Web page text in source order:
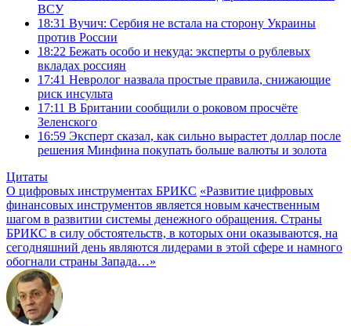
ВСУ
18:31 Вучич: Сербия не встала на сторону Украины
против России
18:22 Бежать особо и некуда: эксперты о рублевых
вкладах россиян
17:41 Невролог назвала простые правила, снижающие
риск инсульта
17:11 В Британии сообщили о роковом просчёте
Зеленского
16:59 Эксперт сказал, как сильно вырастет доллар после
решения Минфина покупать больше валюты и золота
Цитаты
О цифровых инструментах БРИКС «Развитие цифровых
финансовых инструментов является новым качественным
шагом в развитии системы денежного обращения. Страны
БРИКС в силу обстоятельств, в которых они оказываются, на
сегодняшний день являются лидерами в этой сфере и намного
обогнали страны Запада…»